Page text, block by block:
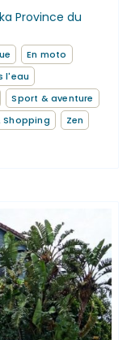
Province du
En moto
l'eau
Sport & aventure
Shopping
Zen